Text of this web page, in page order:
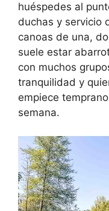
huéspedes al
duchas y servicio
canoas de una,
suele estar
con muchos
tranquilidad y
empiece
semana.